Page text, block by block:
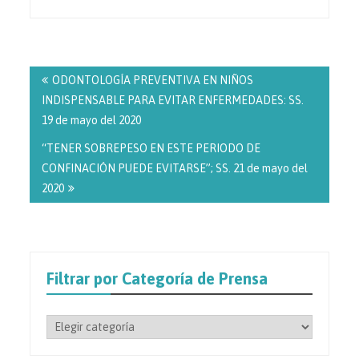
de
entradas
ODONTOLOGÍA PREVENTIVA EN NIÑOS
INDISPENSABLE PARA EVITAR ENFERMEDADES: SS.
19 de mayo del 2020
“TENER SOBREPESO EN ESTE PERIODO DE
CONFINACIÓN PUEDE EVITARSE”; SS. 21 de mayo del
2020
Filtrar por Categoría de Prensa
Filtrar
por